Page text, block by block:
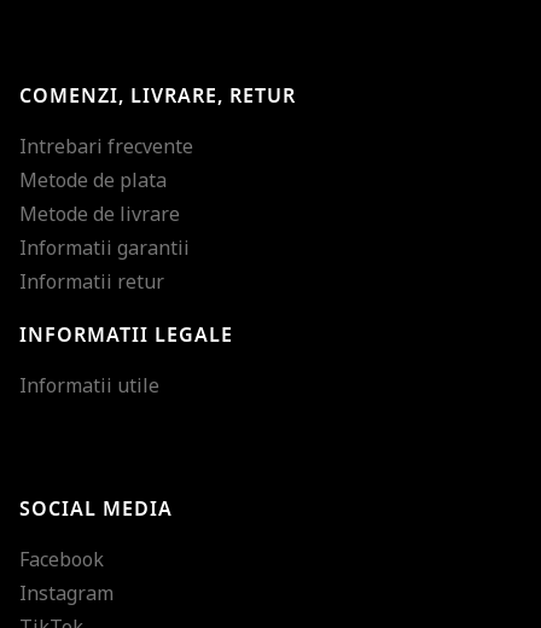
COMENZI, LIVRARE, RETUR
Intrebari frecvente
Metode de plata
Metode de livrare
Informatii garantii
Informatii retur
INFORMATII LEGALE
Informatii utile
SOCIAL MEDIA
Facebook
Instagram